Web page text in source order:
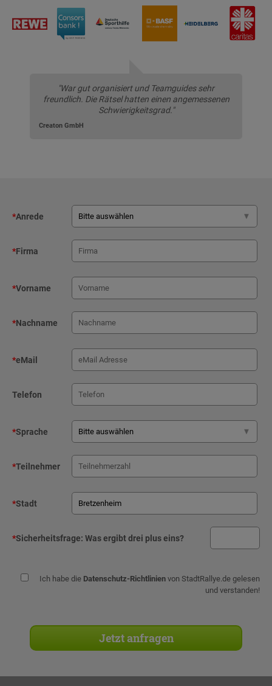
"War gut organisiert und Teamguides sehr
freundlich. Die Rätsel hatten einen angemessenen
Schwierigkeitsgrad."
Creaton GmbH
*Anrede
*Firma
*Vorname
*Nachname
*eMail
Telefon
*Sprache
*Teilnehmer
*Stadt
*Sicherheitsfrage: Was ergibt drei plus eins?
Ich habe die Datenschutz-Richtlinien von StadtRallye.de gelesen
und verstanden!